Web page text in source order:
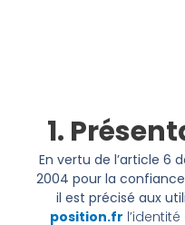
1.
En vertu de l’article 6
2004 pour la
il est précisé aux
position.fr